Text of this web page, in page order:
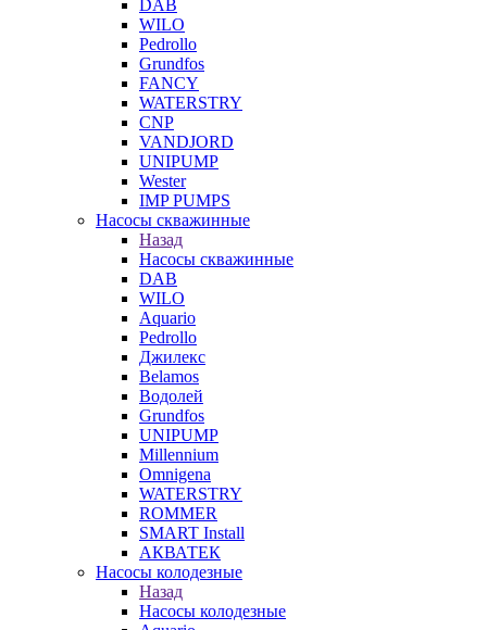
DAB
WILO
Pedrollo
Grundfos
FANCY
WATERSTRY
CNP
VANDJORD
UNIPUMP
Wester
IMP PUMPS
Насосы скважинные
Назад
Насосы скважинные
DAB
WILO
Aquario
Pedrollo
Джилекс
Belamos
Водолей
Grundfos
UNIPUMP
Millennium
Omnigena
WATERSTRY
ROMMER
SMART Install
АКВАТЕК
Насосы колодезные
Назад
Насосы колодезные